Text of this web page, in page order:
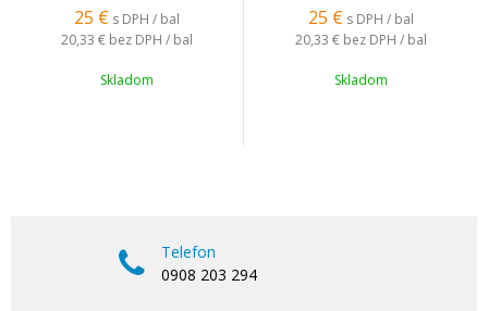
25 € s DPH / bal
20,33 € bez DPH / bal
Skladom
25 € s DPH / bal
20,33 € bez DPH / bal
Skladom
Telefon
0908 203 294